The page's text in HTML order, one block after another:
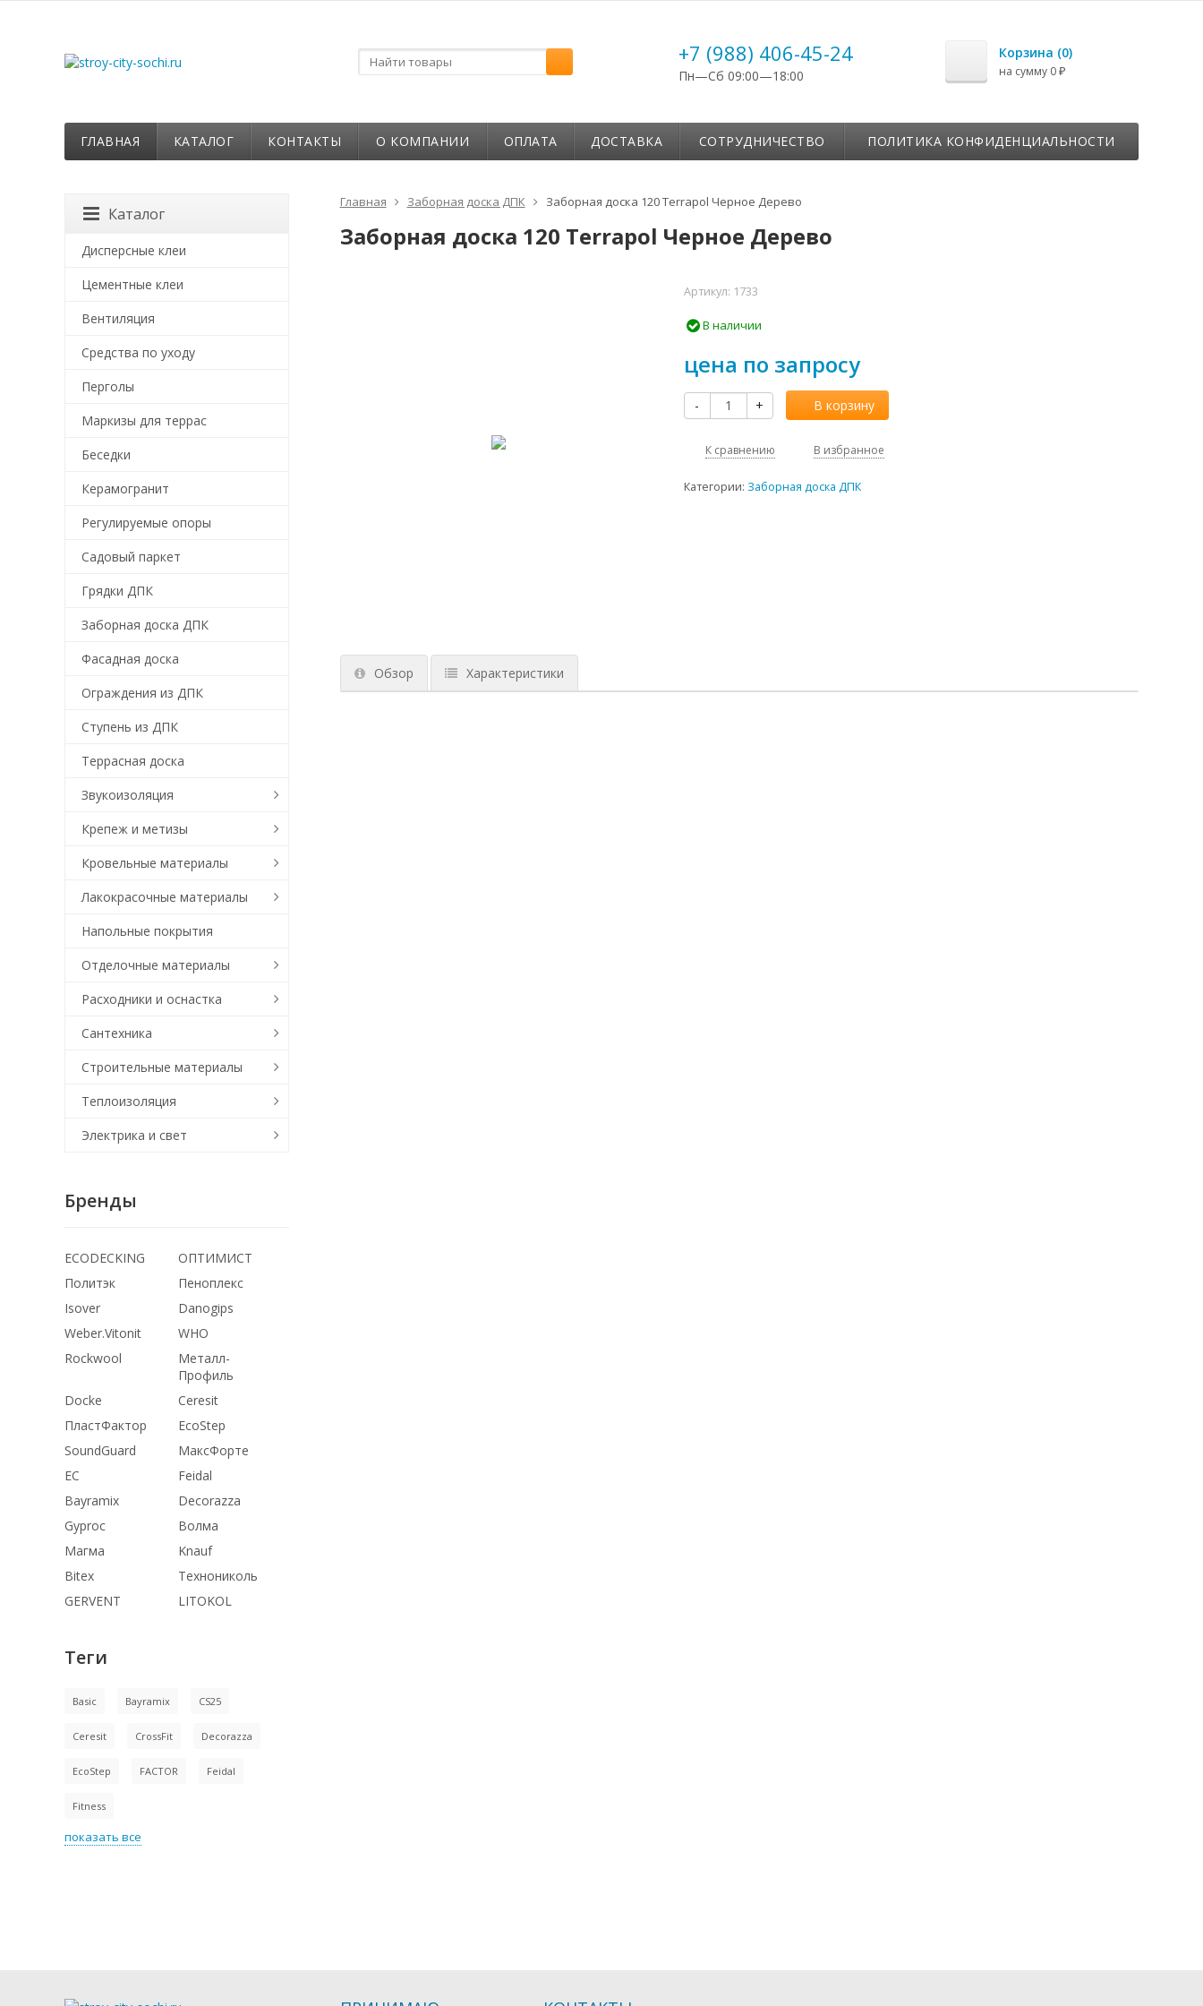
+7 (988) 406-45-24
Пн—Сб 09:00—18:00
Корзина (0)
на сумму 0 ₽
ГЛАВНАЯ КАТАЛОГ КОНТАКТЫ О КОМПАНИИ ОПЛАТА ДОСТАВКА СОТРУДНИЧЕСТВО ПОЛИТИКА КОНФИДЕНЦИАЛЬНОСТИ
Главная Заборная доска ДПК Заборная доска 120 Terrapol Черное Дерево
Заборная доска 120 Terrapol Черное Дерево
Артикул: 1733
В наличии
цена по запросу
- + В корзину
К сравнению В избранное
Категории: Заборная доска ДПК
Обзор Характеристики
Каталог
Дисперсные клеи
Цементные клеи
Вентиляция
Средства по уходу
Перголы
Маркизы для террас
Беседки
Керамогранит
Регулируемые опоры
Садовый паркет
Грядки ДПК
Заборная доска ДПК
Фасадная доска
Ограждения из ДПК
Ступень из ДПК
Террасная доска
Звукоизоляция
Крепеж и метизы
Кровельные материалы
Лакокрасочные материалы
Напольные покрытия
Отделочные материалы
Расходники и оснастка
Сантехника
Строительные материалы
Теплоизоляция
Электрика и свет
Бренды
ECODECKING
ОПТИМИСТ
Политэк
Пеноплекс
Isover
Danogips
Weber.Vitonit
WHO
Rockwool
Металл-
Профиль
Docke
Ceresit
ПластФактор
EcoStep
SoundGuard
МаксФорте
ЕС
Feidal
Bayramix
Decorazza
Gyproc
Волма
Магма
Knauf
Bitex
Технониколь
GERVENT
LITOKOL
Теги
Basic Bayramix CS25
Ceresit CrossFit Decorazza
EcoStep FACTOR Feidal
Fitness
показать все